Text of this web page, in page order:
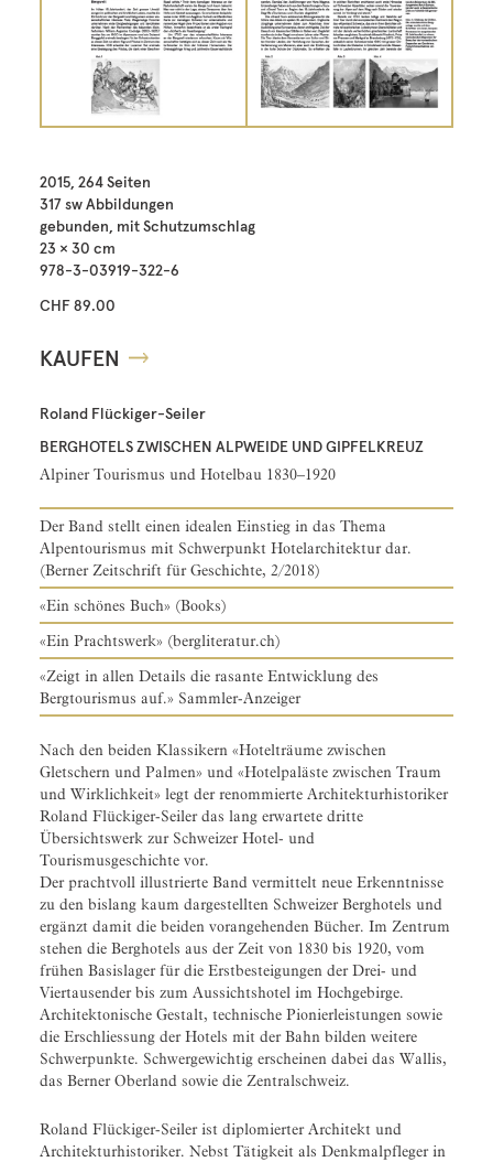
2015, 264 Seiten
317 sw Abbildungen
gebunden, mit Schutzumschlag
23 × 30 cm
978-3-03919-322-6
CHF 89.00
KAUFEN
Roland Flückiger-Seiler
BERGHOTELS ZWISCHEN ALPWEIDE UND GIPFELKREUZ
Alpiner Tourismus und Hotelbau 1830–1920
Der Band stellt einen idealen Einstieg in das Thema
Alpentourismus mit Schwerpunkt Hotelarchitektur dar.
(Berner Zeitschrift für Geschichte, 2/2018)
«Ein schönes Buch» (Books)
«Ein Prachtswerk» (bergliteratur.ch)
«Zeigt in allen Details die rasante Entwicklung des
Bergtourismus auf.» Sammler-Anzeiger
Nach den beiden Klassikern «Hotelträume zwischen
Gletschern und Palmen» und «Hotelpaläste zwischen Traum
und Wirklichkeit» legt der renommierte Architekturhistoriker
Roland Flückiger-Seiler das lang erwartete dritte
Übersichtswerk zur Schweizer Hotel- und
Tourismusgeschichte vor.
Der prachtvoll illustrierte Band vermittelt neue Erkenntnisse
zu den bislang kaum dargestellten Schweizer Berghotels und
ergänzt damit die beiden vorangehenden Bücher. Im Zentrum
stehen die Berghotels aus der Zeit von 1830 bis 1920, vom
frühen Basislager für die Erstbesteigungen der Drei- und
Viertausender bis zum Aussichtshotel im Hochgebirge.
Architektonische Gestalt, technische Pionierleistungen sowie
die Erschliessung der Hotels mit der Bahn bilden weitere
Schwerpunkte. Schwergewichtig erscheinen dabei das Wallis,
das Berner Oberland sowie die Zentralschweiz.
Roland Flückiger-Seiler ist diplomierter Architekt und
Architekturhistoriker. Nebst Tätigkeit als Denkmalpfleger in